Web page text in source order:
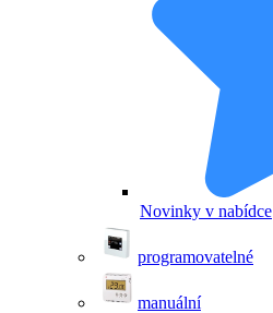
Novinky v nabídce
programovatelné
manuální